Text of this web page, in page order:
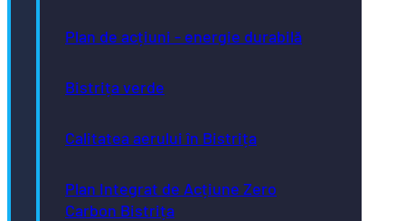
Plan de acțiuni - energie durabilă
Bistrița verde
Calitatea aerului în Bistrița
Plan Integrat de Acțiune Zero
Carbon Bistrița